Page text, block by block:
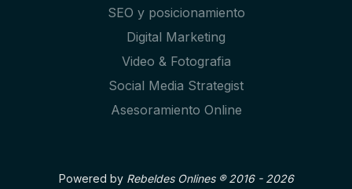
SEO y posicionamiento
Digital Marketing
Video & Fotografia
Social Media Strategist
Asesoramiento Online
Powered by Rebeldes Onlines ® 2016 - 2026